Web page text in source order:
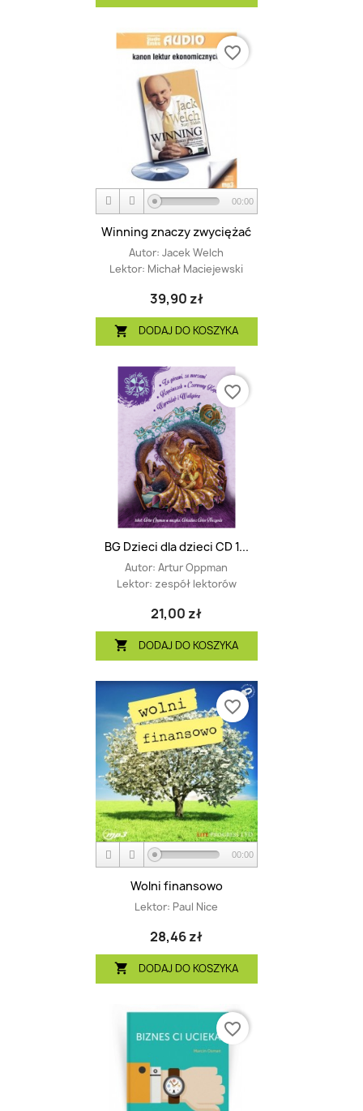
00:00
Winning znaczy zwyciężać
Autor: Jacek Welch
Lektor: Michał Maciejewski
39,90 zł
 DODAJ DO KOSZYKA
favorite_border
BG Dzieci dla dzieci CD 1...
Autor: Artur Oppman
Lektor: zespół lektorów
21,00 zł
 DODAJ DO KOSZYKA
favorite_border
00:00
Wolni finansowo
Lektor: Paul Nice
28,46 zł
 DODAJ DO KOSZYKA
favorite_border
favorite_border